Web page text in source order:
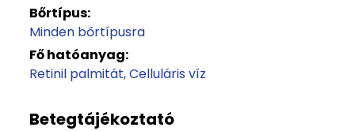
Bőrtípus:
Minden bőrtípusra
Fő hatóanyag:
Retinil palmitát Celluláris víz
Betegtájékoztató